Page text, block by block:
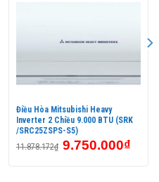
Điều Hòa Mitsubishi Heavy
Inverter 2 Chiều 9.000 BTU (SRK
/SRC25ZSPS-S5)
11.878.172₫ 9.750.000₫